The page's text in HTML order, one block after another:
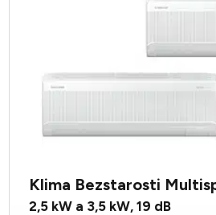
Klima Bezstarosti
2,5 kW a 3,5 kW,19 dB